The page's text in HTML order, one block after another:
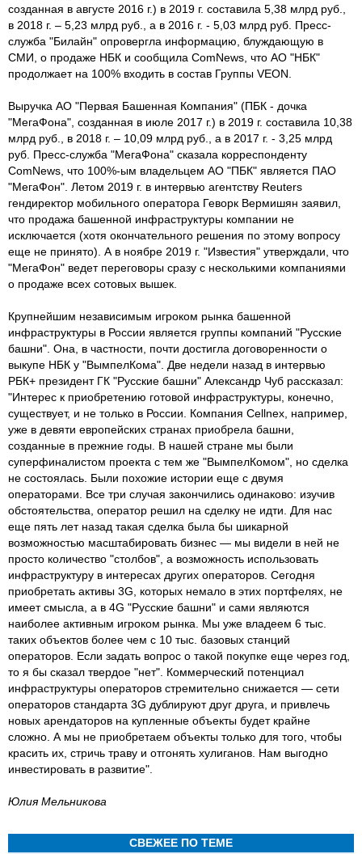
созданная в августе 2016 г.) в 2019 г. составила 5,38 млрд руб.,
в 2018 г. – 5,23 млрд руб., а в 2016 г. - 5,03 млрд руб. Пресс-
служба "Билайн" опровергла информацию, блуждающую в
СМИ, о продаже НБК и сообщила ComNews, что АО "НБК"
продолжает на 100% входить в состав Группы VEON.
Выручка АО "Первая Башенная Компания" (ПБК - дочка
"МегаФона", созданная в июле 2017 г.) в 2019 г. составила 10,38
млрд руб., в 2018 г. – 10,09 млрд руб., а в 2017 г. - 3,25 млрд
руб. Пресс-служба "МегаФона" сказала корреспонденту
ComNews, что 100%-ым владельцем АО "ПБК" является ПАО
"МегаФон". Летом 2019 г. в интервью агентству Reuters
гендиректор мобильного оператора Геворк Вермишян заявил,
что продажа башенной инфраструктуры компании не
исключается (хотя окончательного решения по этому вопросу
еще не принято). А в ноябре 2019 г. "Известия" утверждали, что
"МегаФон" ведет переговоры сразу с несколькими компаниями
о продаже всех сотовых вышек.
Крупнейшим независимым игроком рынка башенной
инфраструктуры в России является группы компаний "Русские
башни". Она, в частности, почти достигла договоренности о
выкупе НБК у "ВымпелКома". Две недели назад в интервью
РБК+ президент ГК "Русские башни" Александр Чуб рассказал:
"Интерес к приобретению готовой инфраструктуры, конечно,
существует, и не только в России. Компания Cellnex, например,
уже в девяти европейских странах приобрела башни,
созданные в прежние годы. В нашей стране мы были
суперфиналистом проекта с тем же "ВымпелКомом", но сделка
не состоялась. Были похожие истории еще с двумя
операторами. Все три случая закончились одинаково: изучив
обстоятельства, оператор решил на сделку не идти. Для нас
еще пять лет назад такая сделка была бы шикарной
возможностью масштабировать бизнес — мы видели в ней не
просто количество "столбов", а возможность использовать
инфраструктуру в интересах других операторов. Сегодня
приобретать активы 3G, которых немало в этих портфелях, не
имеет смысла, а в 4G "Русские башни" и сами являются
наиболее активным игроком рынка. Мы уже владеем 6 тыс.
таких объектов более чем с 10 тыс. базовых станций
операторов. Если задать вопрос о такой покупке еще через год,
то я бы сказал твердое "нет". Коммерческий потенциал
инфраструктуры операторов стремительно снижается — сети
операторов стандарта 3G дублируют друг друга, и привлечь
новых арендаторов на купленные объекты будет крайне
сложно. А мы не приобретаем объекты только для того, чтобы
красить их, стричь траву и отгонять хулиганов. Нам выгодно
инвестировать в развитие".
Юлия Мель­ни­кова
СВЕЖЕЕ ПО ТЕМЕ